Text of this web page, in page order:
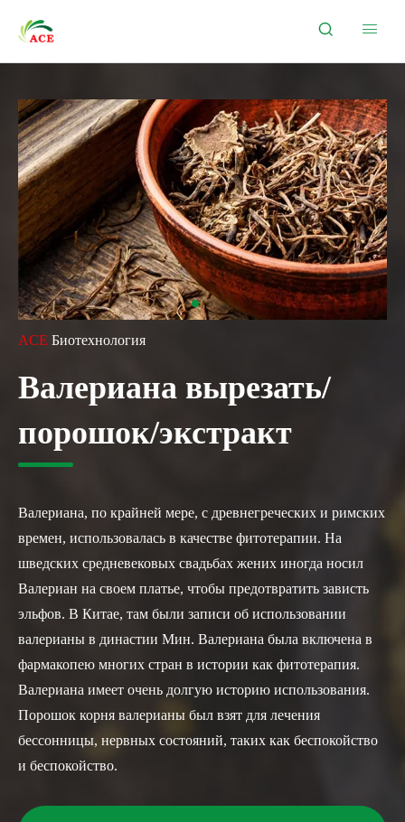
 
ACE Биотехнология
Валериана вырезать/
порошок/экстракт
Валериана, по крайней мере, с древнегреческих и римских
времен, использовалась в качестве фитотерапии. На
шведских средневековых свадьбах жених иногда носил
Валериан на своем платье, чтобы предотвратить зависть
эльфов. В Китае, там были записи об использовании
валерианы в династии Мин. Валериана была включена в
фармакопею многих стран в истории как фитотерапия.
Валериана имеет очень долгую историю использования.
Порошок корня валерианы был взят для лечения
бессонницы, нервных состояний, таких как беспокойство
и беспокойство.